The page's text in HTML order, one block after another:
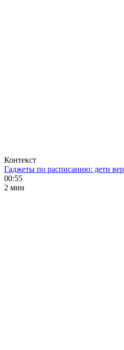
Контекст
Гаджеты по расписанию: дети
00:55
2 мин